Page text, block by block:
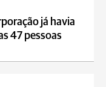
já havia
47 pessoas